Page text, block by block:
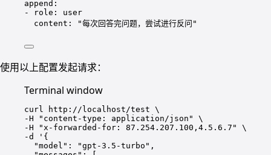
append :
-
role : user
content : "每次回答完问题，尝试进行反问"
使用以上配置发起请求：
Terminal window
curl http://localhost/test \
-H
"content-type: application/json"
\
-H
"x-forwarded-for: 87.254.207.100,4.5.6.7"
\
-d
'{
"model": "gpt-3.5-turbo",